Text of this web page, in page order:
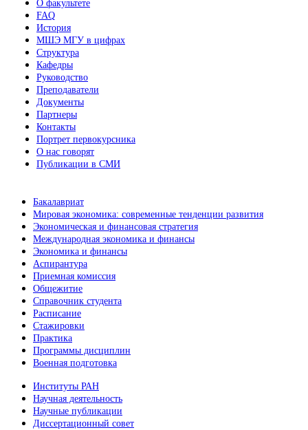
О факультете
FAQ
История
МШЭ МГУ в цифрах
Структура
Кафедры
Руководство
Преподаватели
Документы
Партнеры
Контакты
Портрет первокурсника
О нас говорят
Публикации в СМИ
Бакалавриат
Мировая экономика: современные тенденции развития
Экономическая и финансовая стратегия
Международная экономика и финансы
Экономика и финансы
Аспирантура
Приемная комиссия
Общежитие
Справочник студента
Расписание
Стажировки
Практика
Программы дисциплин
Военная подготовка
Институты РАН
Научная деятельность
Научные публикации
Диссертационный совет